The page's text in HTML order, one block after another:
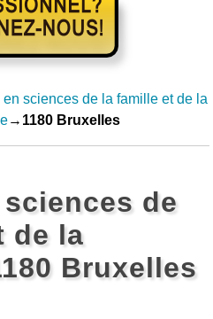
en sciences de la famille et de la
→ 1180 Bruxelles
de
de la
Bruxelles